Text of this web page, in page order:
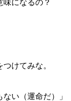
味になるの？
けてみな。
ない（運命だ）」